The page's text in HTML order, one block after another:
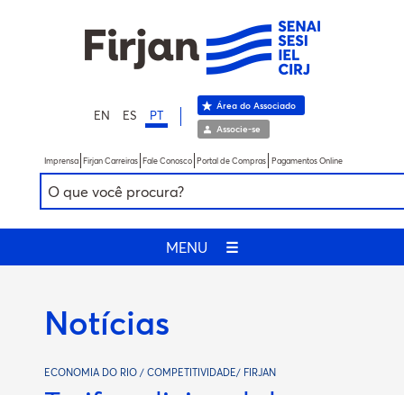
EN ES PT
Área do Associado
Associe-se
Imprensa Firjan Carreiras Fale Conosco Portal de Compras Pagamentos Online
MENU ☰
Notícias
ECONOMIA DO RIO / COMPETITIVIDADE/ FIRJAN